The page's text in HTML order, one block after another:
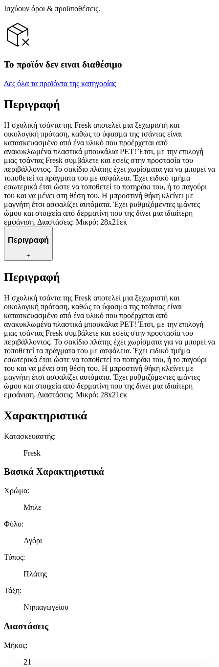
Ισχύουν όροι & προϋποθέσεις.
Το προϊόν δεν ειναι διαθέσιμο
Δες όλα τα προϊόντα της κατηγορίας
Περιγραφή
Η σχολική τσάντα της Fresk αποτελεί μια ξεχωριστή και
οικολογική πρόταση, καθώς το ύφασμα της τσάντας είναι
κατασκευασμένο από ένα υλικό που προέρχεται από
ανακυκλωμένα πλαστικά μπουκάλια PET! Έτσι, με την επιλογή
μιας τσάντας Fresk συμβάλετε και εσείς στην προστασία του
περιβάλλοντος. Το σακίδιο πλάτης έχει χωρίσματα για να μπορεί να
τοποθετεί τα πράγματα του με ασφάλεια. Έχει ειδικό τμήμα
εσωτερικά έτσι ώστε να τοποθετεί το ποτηράκι του, ή το παγούρι
του και να μένει στη θέση του. Η μπροστινή θήκη κλείνει με
μαγνήτη έτσι ασφαλίζει αυτόματα. Έχει ρυθμιζόμεντες ιμάντες
ώμου και στοιχεία από δερματίνη που της δίνει μια ιδιαίτερη
εμφάνιση. Διαστάσεις: Μικρό: 28x21εκ
Περιγραφή
+
Περιγραφή
Η σχολική τσάντα της Fresk αποτελεί μια ξεχωριστή και
οικολογική πρόταση, καθώς το ύφασμα της τσάντας είναι
κατασκευασμένο από ένα υλικό που προέρχεται από
ανακυκλωμένα πλαστικά μπουκάλια PET! Έτσι, με την επιλογή
μιας τσάντας Fresk συμβάλετε και εσείς στην προστασία του
περιβάλλοντος. Το σακίδιο πλάτης έχει χωρίσματα για να μπορεί να
τοποθετεί τα πράγματα του με ασφάλεια. Έχει ειδικό τμήμα
εσωτερικά έτσι ώστε να τοποθετεί το ποτηράκι του, ή το παγούρι
του και να μένει στη θέση του. Η μπροστινή θήκη κλείνει με
μαγνήτη έτσι ασφαλίζει αυτόματα. Έχει ρυθμιζόμεντες ιμάντες
ώμου και στοιχεία από δερματίνη που της δίνει μια ιδιαίτερη
εμφάνιση. Διαστάσεις: Μικρό: 28x21εκ
Χαρακτηριστικά
Κατασκευαστής:
Fresk
Βασικά Χαρακτηριστικά
Χρώμα:
Μπλε
Φύλο:
Αγόρι
Τύπος:
Πλάτης
Τάξη:
Νηπιαγωγείου
Διαστάσεις
Μήκος:
21